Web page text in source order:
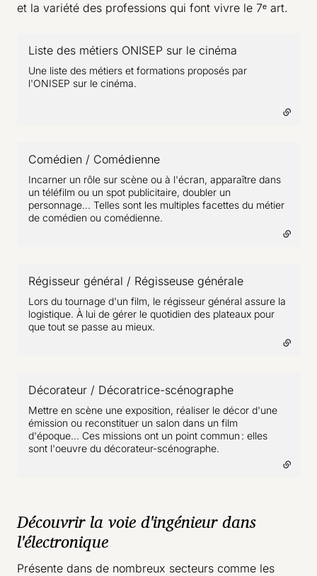
et la variété des professions qui font vivre le 7ᵉ art.
Liste des métiers ONISEP sur le cinéma
Une liste des métiers et formations proposés par
l'ONISEP sur le cinéma.
Comédien / Comédienne
Incarner un rôle sur scène ou à l'écran, apparaître dans
un téléfilm ou un spot publicitaire, doubler un
personnage... Telles sont les multiples facettes du métier
de comédien ou comédienne.
Régisseur général / Régisseuse générale
Lors du tournage d'un film, le régisseur général assure la
logistique. À lui de gérer le quotidien des plateaux pour
que tout se passe au mieux.
Décorateur / Décoratrice-scénographe
Mettre en scène une exposition, réaliser le décor d'une
émission ou reconstituer un salon dans un film
d'époque... Ces missions ont un point commun : elles
sont l'oeuvre du décorateur-scénographe.
Découvrir la voie d'ingénieur dans
l'électronique
Présente dans de nombreux secteurs comme les